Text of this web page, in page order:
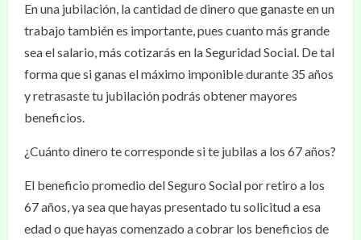
En una jubilación, la cantidad de dinero que ganaste en un
trabajo también es importante, pues cuanto más grande
sea el salario, más cotizarás en la Seguridad Social. De tal
forma que si ganas el máximo imponible durante 35 años
y retrasaste tu jubilación podrás obtener mayores
beneficios.
¿Cuánto dinero te corresponde si te jubilas a los 67 años?
El beneficio promedio del Seguro Social por retiro a los
67 años, ya sea que hayas presentado tu solicitud a esa
edad o que hayas comenzado a cobrar los beneficios de